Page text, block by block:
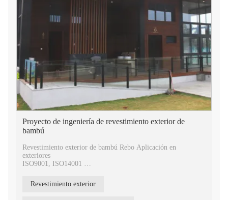
Proyecto de ingeniería de revestimiento exterior de
bambú
Revestimiento exterior de bambú Rebo Aplicación en
exteriores
ISO9001, ISO14001
400.000 metros cuadrados anuales
9 patentes de invención nacionales y 77 patentes de modelo de
Revestimiento exterior